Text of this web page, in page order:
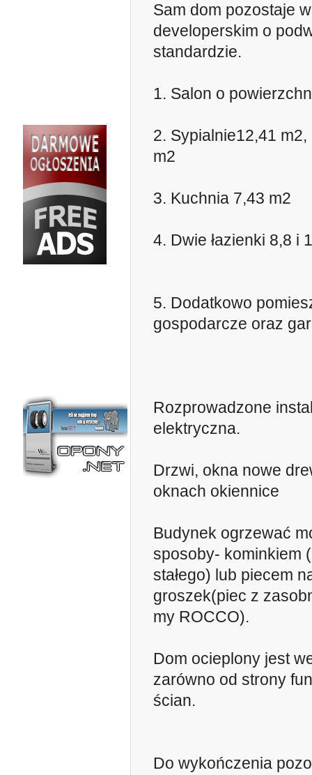
Sam dom pozostaje
developerskim o
standardzie.
1. Salon o
2. Sypialnie12,41
m2
3. Kuchnia 7,43 m2
4. Dwie łazienki 8,8 i
5. Dodatkowo
gospodarcze oraz
Rozprowadzone
elektryczna.
Drzwi, okna nowe
oknach okiennice
Budynek ogrzewać
sposoby- kominkiem
stałego) lub piecem
groszek(piec z
my ROCCO).
Dom ocieplony jest
zarówno od strony
ścian.
Do wykończenia